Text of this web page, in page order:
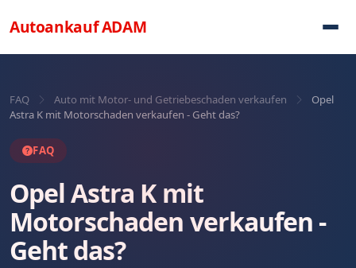
AutoankaufADAM
FAQ Auto mit Motor- und Getriebeschaden verkaufen
Opel
Astra K mit Motorschaden verkaufen - Geht das?
FAQ
Opel Astra K mit
Motorschaden verkaufen -
Geht das?